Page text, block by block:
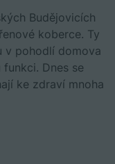
Budějovicích
koberce. Ty
v pohodlí domova
Dnes se
ke zdraví mnoha